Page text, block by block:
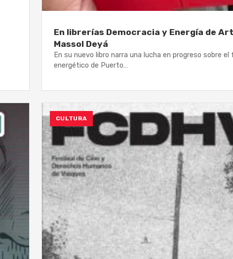
En librerías Democracia y Energía de
Massol Deyá
En su nuevo libro narra una lucha en progreso sobre
energético de Puerto…
CULTURA